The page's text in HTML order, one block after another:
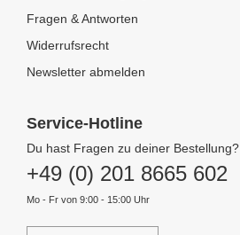
Fragen & Antworten
Widerrufsrecht
Newsletter abmelden
Service-Hotline
Du hast Fragen zu deiner Bestellung?
+49 (0) 201 8665 602
Mo - Fr von 9:00 - 15:00 Uhr